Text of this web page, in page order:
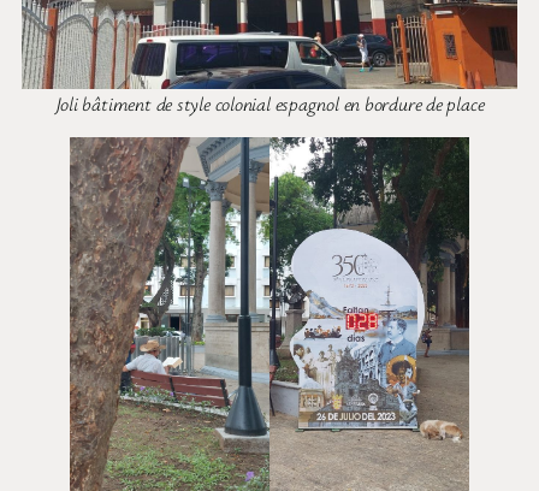
Joli bâtiment de style colonial espagnol en bordure de place